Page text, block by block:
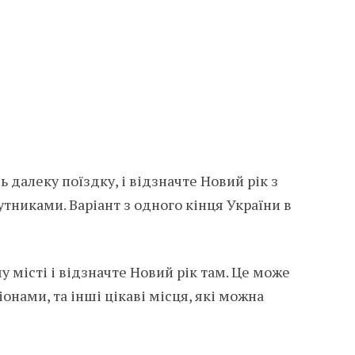
далеку поїздку, і відзначте Новий рік з
Варіант з одного кінця України в
місті і відзначте Новий рік там. Це може
та інші цікаві місця, які можна